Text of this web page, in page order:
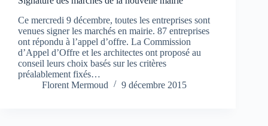
Ce mercredi 9 décembre, toutes les entreprises sont
venues signer les marchés en mairie. 87 entreprises
ont répondu à l’appel d’offre. La Commission
d’Appel d’Offre et les architectes ont proposé au
conseil leurs choix basés sur les critères
préalablement fixés…
Florent Mermoud
9 décembre 2015